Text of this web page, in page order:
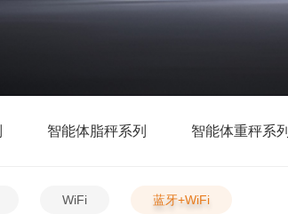
智能体脂秤系列 智能体重秤系列
WiFi 蓝牙+WiFi